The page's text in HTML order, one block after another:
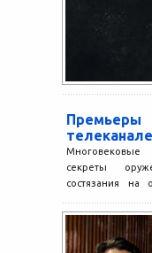
Многовековые
секреты
состязания на
телеканал
истории